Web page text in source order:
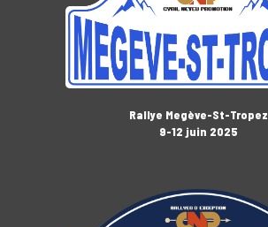
Rallye Megève-St-Tropez
9-12 juin 2025